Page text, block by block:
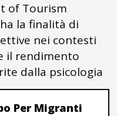
of Tourism
la finalità di
nei contesti
il rendimento
dalla psicologia
Per Migranti